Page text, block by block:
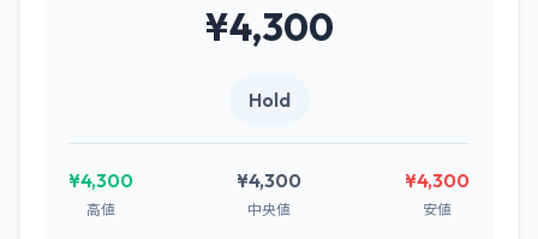
¥4,300
Hold
¥4,300
高値
¥4,300
中央値
¥4,300
安値